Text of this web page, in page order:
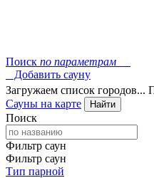
Поиск по параметрам
Добавить сауну
Загружаем список городов...
Сауны на карте
Найти
Поиск
Фильтр саун
Фильтр саун
Тип парной